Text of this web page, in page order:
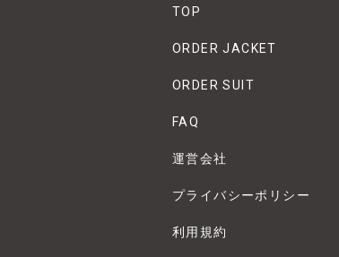
TOP
ORDER JACKET
ORDER SUIT
FAQ
運営会社
プライバシーポリシー
利用規約